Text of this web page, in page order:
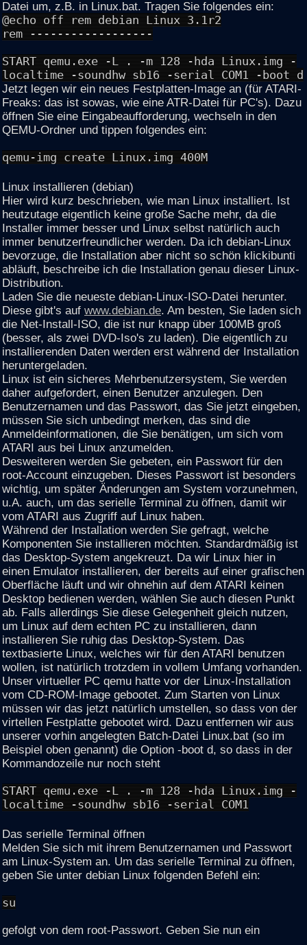
Datei um, z.B. in Linux.bat. Tragen Sie folgendes ein:
@echo off rem debian Linux 3.1r2
rem ------------------
START qemu.exe -L . -m 128 -hda Linux.img -
localtime -soundhw sb16 -serial COM1 -boot d
Jetzt legen wir ein neues Festplatten-Image an (für ATARI-
Freaks: das ist sowas, wie eine ATR-Datei für PC's). Dazu
öffnen Sie eine Eingabeaufforderung, wechseln in den
QEMU-Ordner und tippen folgendes ein:
qemu-img create Linux.img 400M
Linux installieren (debian)
Hier wird kurz beschrieben, wie man Linux installiert. Ist
heutzutage eigentlich keine große Sache mehr, da die
Installer immer besser und Linux selbst natürlich auch
immer benutzerfreundlicher werden. Da ich debian-Linux
bevorzuge, die Installation aber nicht so schön klickibunti
abläuft, beschreibe ich die Installation genau dieser Linux-
Distribution.
Laden Sie die neueste debian-Linux-ISO-Datei herunter.
Diese gibt's auf www.debian.de. Am besten, Sie laden sich
die Net-Install-ISO, die ist nur knapp über 100MB groß
(besser, als zwei DVD-Iso's zu laden). Die eigentlich zu
installierenden Daten werden erst während der Installation
heruntergeladen.
Linux ist ein sicheres Mehrbenutzersystem, Sie werden
daher aufgefordert, einen Benutzer anzulegen. Den
Benutzernamen und das Passwort, das Sie jetzt eingeben,
müssen Sie sich unbedingt merken, das sind die
Anmeldeinformationen, die Sie benätigen, um sich vom
ATARI aus bei Linux anzumelden.
Desweiteren werden Sie gebeten, ein Passwort für den
root-Account einzugeben. Dieses Passwort ist besonders
wichtig, um später Änderungen am System vorzunehmen,
u.A. auch, um das serielle Terminal zu öffnen, damit wir
vom ATARI aus Zugriff auf Linux haben.
Während der Installation werden Sie gefragt, welche
Komponenten Sie installieren möchten. Standardmäßig ist
das Desktop-System angekreuzt. Da wir Linux hier in
einen Emulator installieren, der bereits auf einer grafischen
Oberfläche läuft und wir ohnehin auf dem ATARI keinen
Desktop bedienen werden, wählen Sie auch diesen Punkt
ab. Falls allerdings Sie diese Gelegenheit gleich nutzen,
um Linux auf dem echten PC zu installieren, dann
installieren Sie ruhig das Desktop-System. Das
textbasierte Linux, welches wir für den ATARI benutzen
wollen, ist natürlich trotzdem in vollem Umfang vorhanden.
Unser virtueller PC qemu hatte vor der Linux-Installation
vom CD-ROM-Image gebootet. Zum Starten von Linux
müssen wir das jetzt natürlich umstellen, so dass von der
virtellen Festplatte gebootet wird. Dazu entfernen wir aus
unserer vorhin angelegten Batch-Datei Linux.bat (so im
Beispiel oben genannt) die Option -boot d, so dass in der
Kommandozeile nur noch steht
START qemu.exe -L . -m 128 -hda Linux.img -
localtime -soundhw sb16 -serial COM1
Das serielle Terminal öffnen
Melden Sie sich mit ihrem Benutzernamen und Passwort
am Linux-System an. Um das serielle Terminal zu öffnen,
geben Sie unter debian Linux folgenden Befehl ein:
su
gefolgt von dem root-Passwort. Geben Sie nun ein